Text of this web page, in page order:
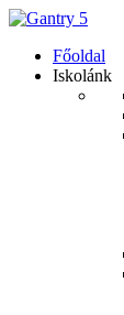
Főoldal
Iskolánk